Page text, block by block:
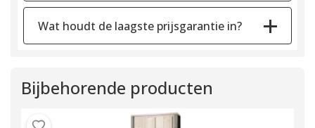
Wat houdt de laagste prijsgarantie in?
Bijbehorende producten